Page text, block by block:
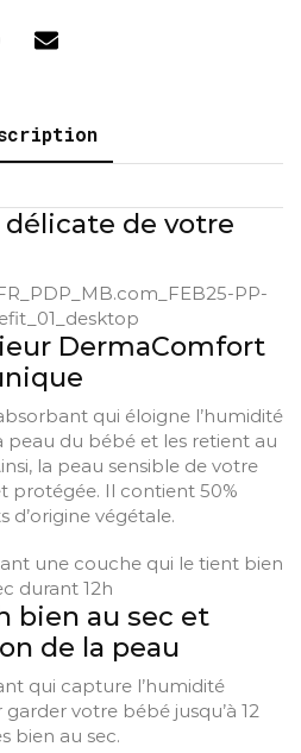
de votre
DermaComfort
qui éloigne l’humidité
peau du bébé et les retient au
la peau sensible de votre
protégée. Il contient 50%
d’origine végétale.
bien au sec et
de la peau
qui capture l’humidité
votre bébé jusqu’à 12
bien au sec.